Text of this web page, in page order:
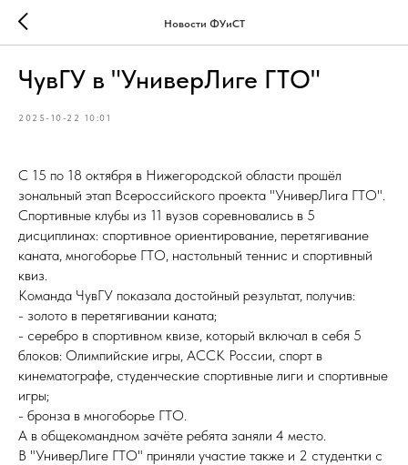
Новости ФУиСТ
ЧувГУ в "УниверЛиге ГТО"
2025-10-22 10:01
С 15 по 18 октября в Нижегородской области прошёл
зональный этап Всероссийского проекта "УниверЛига ГТО".
Спортивные клубы из 11 вузов соревновались в 5
дисциплинах: спортивное ориентирование, перетягивание
каната, многоборье ГТО, настольный теннис и спортивный
квиз.
Команда ЧувГУ показала достойный результат, получив:
- золото в перетягивании каната;
- серебро в спортивном квизе, который включал в себя 5
блоков: Олимпийские игры, АССК России, спорт в
кинематографе, студенческие спортивные лиги и спортивные
игры;
- бронза в многоборье ГТО.
А в общекомандном зачёте ребята заняли 4 место.
В "УниверЛиге ГТО" приняли участие также и 2 студентки с